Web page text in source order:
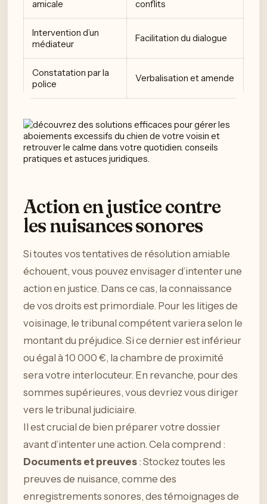
amicale
conflits
Intervention d’un
médiateur
Facilitation du dialogue
Constatation par la
police
Verbalisation et amende
Action en justice contre
les nuisances sonores
Si toutes vos tentatives de résolution amiable
échouent, vous pouvez envisager d’intenter une
action en justice. Dans ce cas, la connaissance
de vos droits est primordiale. Pour les litiges de
voisinage, le tribunal compétent variera selon le
montant du préjudice. Si ce dernier est inférieur
ou égal à 10 000 €, la chambre de proximité
sera votre interlocuteur. En revanche, pour des
sommes supérieures, vous devriez vous diriger
vers le tribunal judiciaire.
Il est crucial de bien préparer votre dossier
avant d’intenter une action. Cela comprend :
Documents et preuves : Stockez toutes les
preuves de nuisance, comme des
enregistrements sonores, des témoignages de